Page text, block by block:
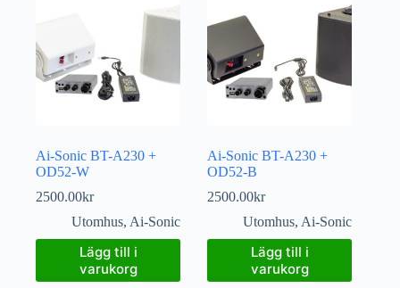
Ai-Sonic BT-A230 +
OD52-W
2500.00kr
Utomhus, Ai-Sonic
Lägg till i
varukorg
Ai-Sonic BT-A230 +
OD52-B
2500.00kr
Utomhus, Ai-Sonic
Lägg till i
varukorg